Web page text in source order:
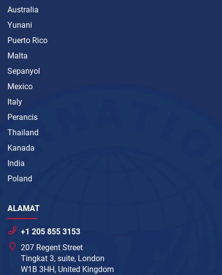
Australia
Yunani
Puerto Rico
Malta
Sepanyol
Mexico
Italy
Perancis
Thailand
Kanada
India
Poland
ALAMAT
+1 205 855 3153
207 Regent Street
Tingkat 3, suite, London
W1B 3HH, United Kingdom